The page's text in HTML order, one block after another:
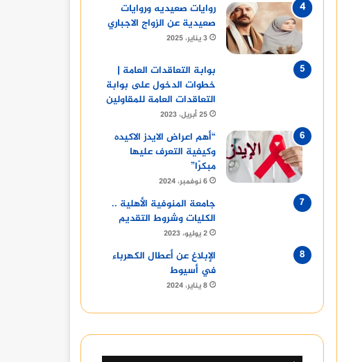
روايات صعيديه وروايات
صعيدية عن الزواج الاجباري
3 يناير، 2025
بوابة التعاقدات العامة |
خطوات الدخول على بوابة
التعاقدات العامة للمقاولين
25 أبريل، 2023
“أهم اعراض الايدز الاكيده
وكيفية التعرف عليها
مبكرًا”
6 نوفمبر، 2024
جامعة المنوفية الأهلية ..
الكليات وشروط التقديم
2 يوليو، 2023
الإبلاغ عن أعطال الكهرباء
في أسيوط
8 يناير، 2024